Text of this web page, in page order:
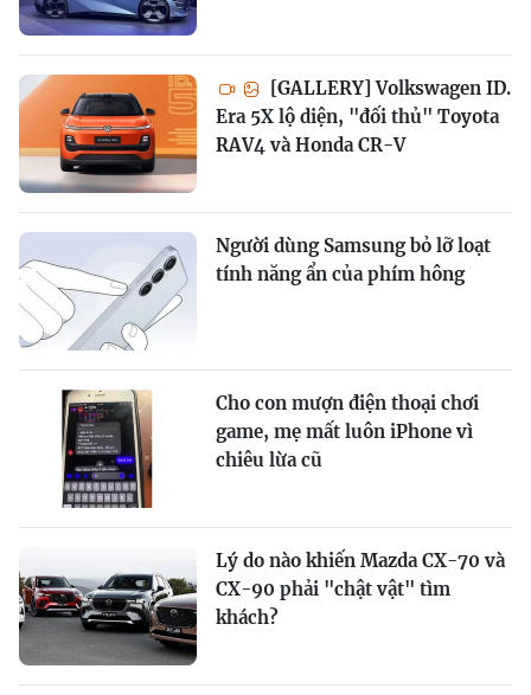
[GALLERY] Volkswagen ID.
Era 5X lộ diện, "đối thủ" Toyota
RAV4 và Honda CR-V
Người dùng Samsung bỏ lỡ loạt
tính năng ẩn của phím hông
Cho con mượn điện thoại chơi
game, mẹ mất luôn iPhone vì
chiêu lừa cũ
Lý do nào khiến Mazda CX-70 và
CX-90 phải "chật vật" tìm
khách?